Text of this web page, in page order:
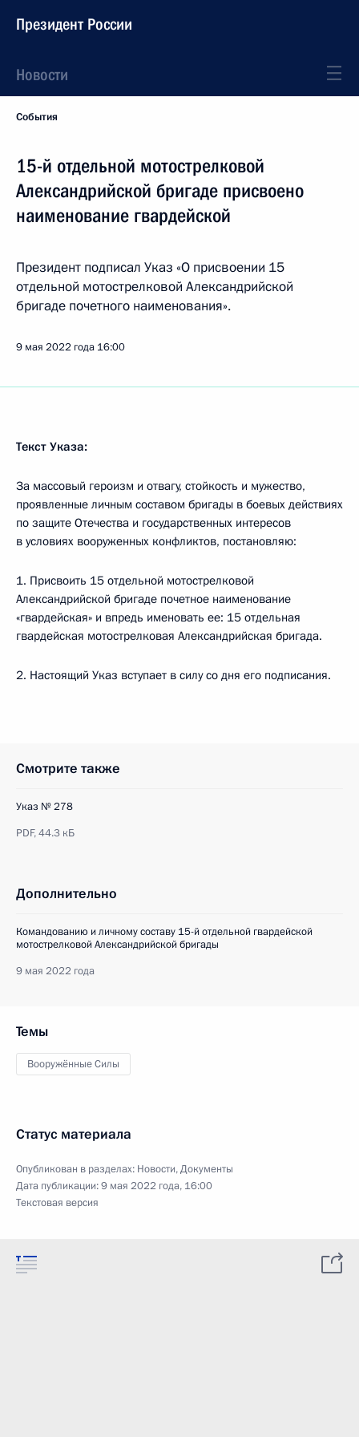
Президент России
Новости
События
15-й отдельной мотострелковой
Александрийской бригаде присвоено
наименование гвардейской
Президент подписал Указ «О присвоении 15
отдельной мотострелковой Александрийской
бригаде почетного наименования».
9 мая 2022 года 16:00
Текст Указа:
За массовый героизм и отвагу, стойкость и мужество,
проявленные личным составом бригады в боевых действиях
по защите Отечества и государственных интересов
в условиях вооруженных конфликтов, постановляю:
1. Присвоить 15 отдельной мотострелковой
Александрийской бригаде почетное наименование
«гвардейская» и впредь именовать ее: 15 отдельная
гвардейская мотострелковая Александрийская бригада.
2. Настоящий Указ вступает в силу со дня его подписания.
Смотрите также
Указ № 278
PDF,44.3 кБ
Дополнительно
Командованию и личному составу 15-й отдельной гвардейской
мотострелковой Александрийской бригады
9 мая 2022 года
Темы
Вооружённые Силы
Статус материала
Опубликован в разделах: Новости,Документы
Дата публикации:9 мая 2022 года, 16:00
Текстовая версия